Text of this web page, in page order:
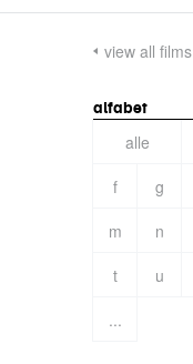
view all films
alfabet
alle
f
g
m
n
t
u
...